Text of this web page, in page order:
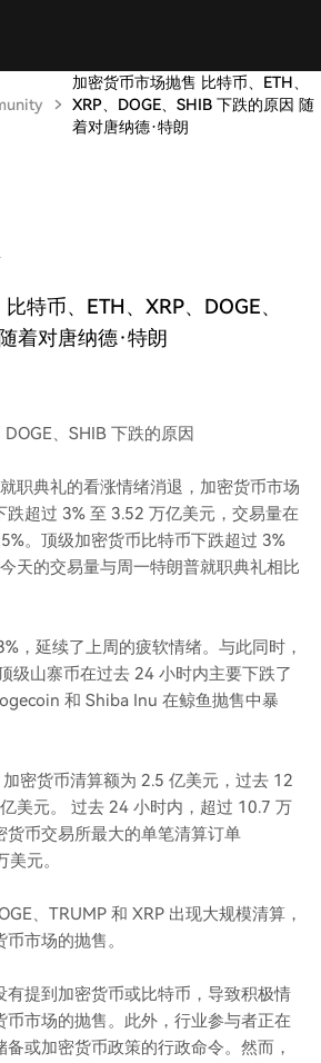
加密货币市场抛售 比特币、ETH、
XRP、DOGE、SHIB 下跌的原因 随
着对唐纳德·特朗
特币、ETH、XRP、DOGE、
着对唐纳德·特朗
、SHIB 下跌的原因
职典礼的看涨情绪消退，加密货币市场
跌超过 3% 至 3.52 万亿美元，交易量在
。顶级加密货币比特币下跌超过 3%
天的交易量与周一特朗普就职典礼相比
，延续了上周的疲软情绪。与此同时，
级山寨币在过去 24 小时内主要下跌了
和 Shiba Inu 在鲸鱼抛售中暴
密货币清算额为 2.5 亿美元，过去 12
美元。 过去 24 小时内，超过 10.7 万
货币交易所最大的单笔清算订单
元。
、TRUMP 和 XRP 出现大规模清算，
市场的抛售。
有提到加密货币或比特币，导致积极情
币市场的抛售。此外，行业参与者正在
或加密货币政策的行政命令。然而，